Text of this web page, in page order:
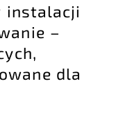
instalacji
–
dla